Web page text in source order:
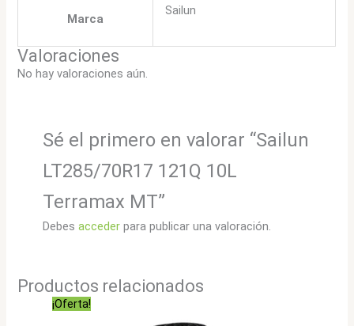
Marca
Sailun
Valoraciones
No hay valoraciones aún.
Sé el primero en valorar “Sailun
LT285/70R17 121Q 10L
Terramax MT”
Debes accederpara publicar una valoración.
Productos relacionados
¡Oferta!